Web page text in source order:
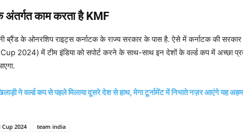
अंतर्गत काम करता है KMF
ब्रैंड के ओनरशिप राइट्स कर्नाटक के राज्य सरकार के पास है. ऐसे में कर्नाटक की
2024) में टीम इंडिया को सपोर्ट करने के साथ-साथ इन देशों के वर्ल्ड कप में अच्छा
ने वर्ल्ड कप से पहले मिलाया दूसरे देश से हाथ, मेगा टूर्नामेंट में निभाते नज़र आएंगे यह
2024 team india